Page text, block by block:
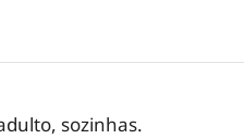
sozinhas.